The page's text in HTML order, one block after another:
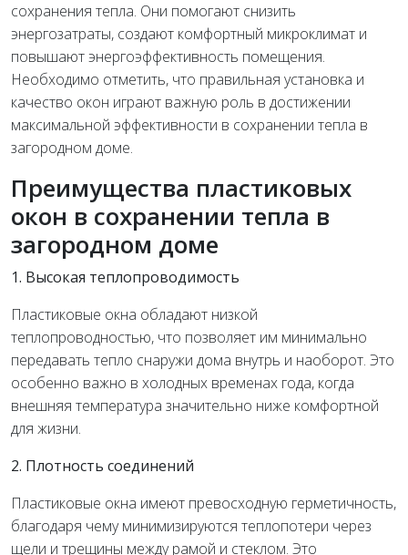
сохранения тепла. Они помогают снизить
энергозатраты, создают комфортный микроклимат и
повышают энергоэффективность помещения.
Необходимо отметить, что правильная установка и
качество окон играют важную роль в достижении
максимальной эффективности в сохранении тепла в
загородном доме.
Преимущества пластиковых
окон в сохранении тепла в
загородном доме
1. Высокая теплопроводимость
Пластиковые окна обладают низкой
теплопроводностью, что позволяет им минимально
передавать тепло снаружи дома внутрь и наоборот. Это
особенно важно в холодных временах года, когда
внешняя температура значительно ниже комфортной
для жизни.
2. Плотность соединений
Пластиковые окна имеют превосходную герметичность,
благодаря чему минимизируются теплопотери через
щели и трещины между рамой и стеклом. Это